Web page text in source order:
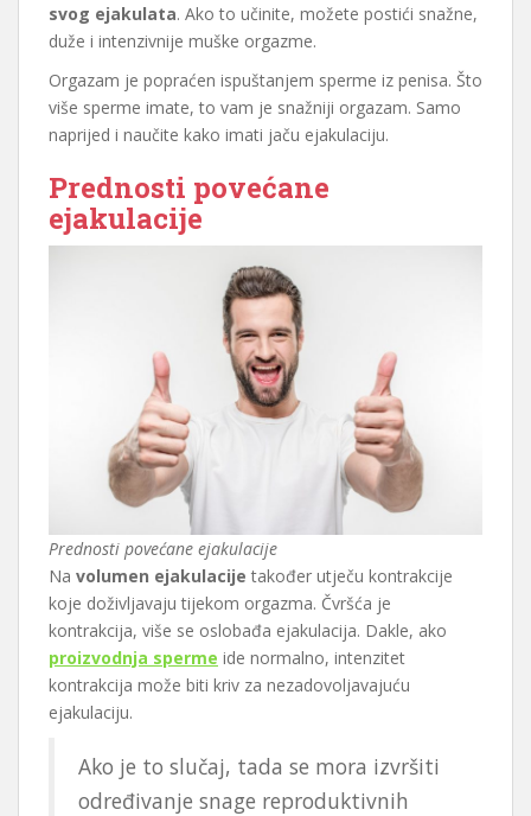
svog ejakulata. Ako to učinite, možete postići snažne,
duže i intenzivnije muške orgazme.
Orgazam je popraćen ispuštanjem sperme iz penisa. Što
više sperme imate, to vam je snažniji orgazam. Samo
naprijed i naučite kako imati jaču ejakulaciju.
Prednosti povećane
ejakulacije
Prednosti povećane ejakulacije
Na volumen ejakulacije također utječu kontrakcije
koje doživljavaju tijekom orgazma. Čvršća je
kontrakcija, više se oslobađa ejakulacija. Dakle, ako
proizvodnja sperme ide normalno, intenzitet
kontrakcija može biti kriv za nezadovoljavajuću
ejakulaciju.
Ako je to slučaj, tada se mora izvršiti
određivanje snage reproduktivnih